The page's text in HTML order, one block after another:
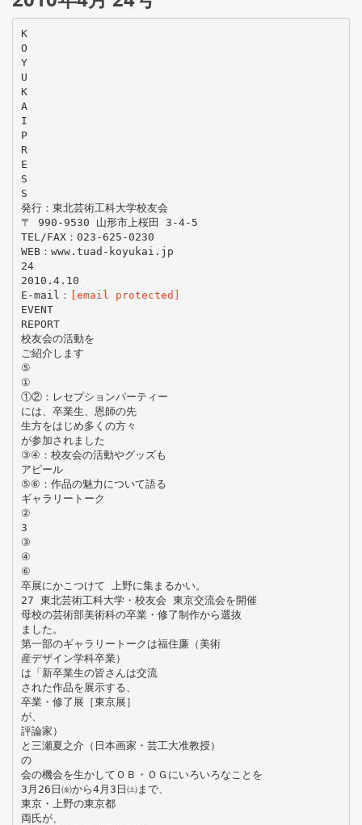
K
O
Y
U
K
A
I
P
R
E
S
S
発行：東北芸術工科大学校友会
〒 990-9530 山形市上桜田 3-4-5
TEL/FAX：023-625-0230
WEB：www.tuad-koyukai.jp
24
2010.4.10
E-mail： [email protected]
EVENT
REPORT
校友会の活動を
ご紹介します
⑤
①
①②：レセプションパーティー
には、卒業生、恩師の先
生方をはじめ多くの方々
が参加されました
③④：校友会の活動やグッズも
アピール
⑤⑥：作品の魅力について語る
ギャラリートーク
②
3
③
④
⑥
卒展にかこつけて 上野に集まるかい。
27 東北芸術工科大学・校友会 東京交流会を開催
母校の芸術部美術科の卒業・修了制作から選抜
ました。
第一部のギャラリートークは福住廉（美術
産デザイン学科卒業）
は「新卒業生の皆さんは交流
された作品を展示する、
卒業・修了展［東京展］
が、
評論家）
と三瀬夏之介（日本画家・芸工大准教授）
の
会の機会を生かしてＯＢ・ＯＧにいろいろなことを
3月26日㈮から4月3日㈯まで、
東京・上野の東京都
両氏が、